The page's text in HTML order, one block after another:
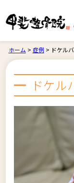
ホーム > 症例 > ドケル
ドケル